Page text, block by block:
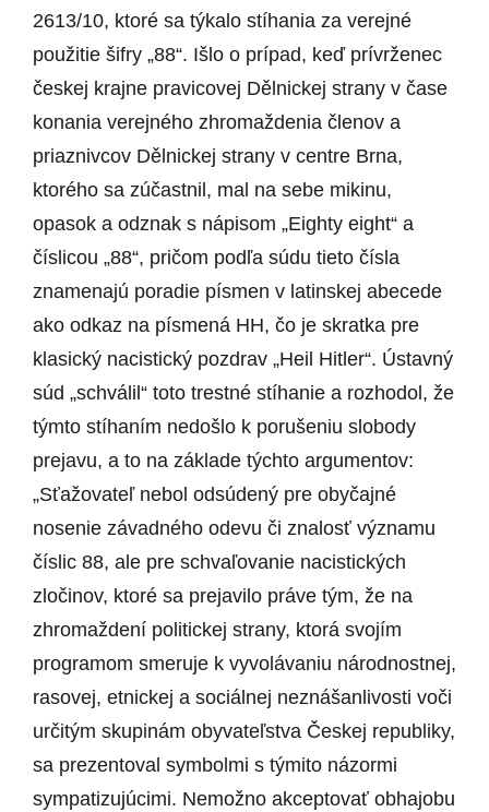
2613/10, ktoré sa týkalo stíhania za verejné
použitie šifry „88“. Išlo o prípad, keď prívrženec
českej krajne pravicovej Dělnickej strany v čase
konania verejného zhromaždenia členov a
priaznivcov Dělnickej strany v centre Brna,
ktorého sa zúčastnil, mal na sebe mikinu,
opasok a odznak s nápisom „Eighty eight“ a
číslicou „88“, pričom podľa súdu tieto čísla
znamenajú poradie písmen v latinskej abecede
ako odkaz na písmená HH, čo je skratka pre
klasický nacistický pozdrav „Heil Hitler“. Ústavný
súd „schválil“ toto trestné stíhanie a rozhodol, že
týmto stíhaním nedošlo k porušeniu slobody
prejavu, a to na základe týchto argumentov:
„Sťažovateľ nebol odsúdený pre obyčajné
nosenie závadného odevu či znalosť významu
číslic 88, ale pre schvaľovanie nacistických
zločinov, ktoré sa prejavilo práve tým, že na
zhromaždení politickej strany, ktorá svojím
programom smeruje k vyvolávaniu národnostnej,
rasovej, etnickej a sociálnej neznášanlivosti voči
určitým skupinám obyvateľstva Českej republiky,
sa prezentoval symbolmi s týmito názormi
sympatizujúcimi. Nemožno akceptovať obhajobu